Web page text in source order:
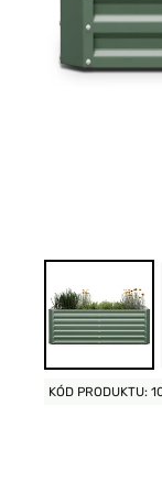
KÓD PRODUKTU: